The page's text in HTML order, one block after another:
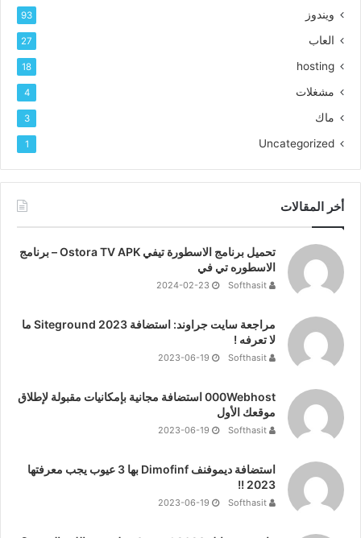
ويندوز 93
العاب 27
hosting
18
مشغلات 4
ماك 3
Uncategorized
1
أخر المقالات
تحميل برنامج الاسطورة تيفي Ostora TV APK – برنامج
الاسطوره تي في
2024-02-23
مراجعة سايت جراوند: استضافة Siteground 2023 ما
لا تعرفه !
2023-06-19
000Webhost استضافة مجانية بإمكانيات مقبولة لإطلاق
موقعك الأول
2023-06-19
استضافة ديموفنف Dimofinf بها 3 عيوب يجب معرفتها
2023 !!
2023-06-19